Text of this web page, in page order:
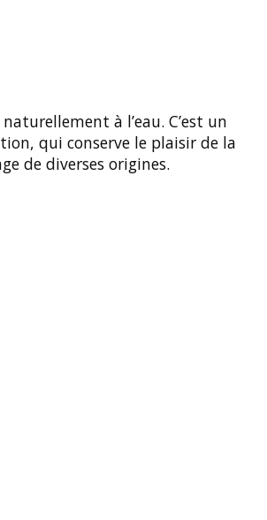
à l’eau. C’est un
qui conserve le plaisir de la
de diverses origines.